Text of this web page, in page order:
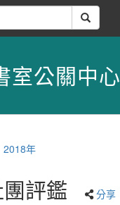
室公關中心
2018年
評鑑 分享